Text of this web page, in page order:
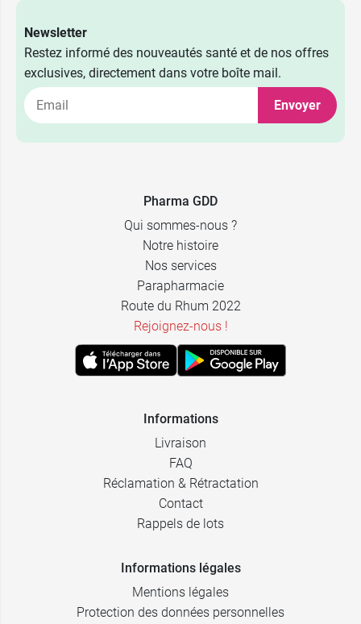
Newsletter
Restez informé des nouveautés santé et de nos offres
exclusives, directement dans votre boîte mail.
Envoyer
Pharma GDD
Qui sommes-nous ?
Notre histoire
Nos services
Parapharmacie
Route du Rhum 2022
Rejoignez-nous !
Informations
Livraison
FAQ
Réclamation & Rétractation
Contact
Rappels de lots
Informations légales
Mentions légales
Protection des données personnelles